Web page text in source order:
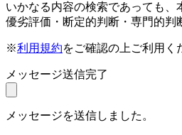
いかなる内容の検索であっても、
優劣評価・断定的判断・専門的判
※利用規約をご確認の上ご利用く
メッセージ送信完了
メッセージを送信しました。